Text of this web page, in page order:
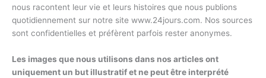
nous racontent leur vie et leurs histoires que nous publions
quotidiennement sur notre site www.24jours.com. Nos sources
sont confidentielles et préfèrent parfois rester anonymes.
Les images que nous utilisons dans nos articles ont
uniquement un but illustratif et ne peut être interprété